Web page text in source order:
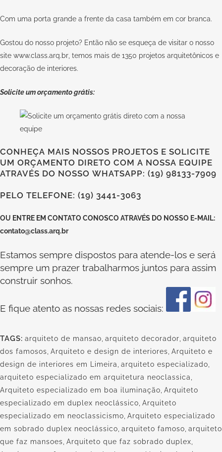
Com uma porta grande a frente da casa também em cor branca.
Gostou do nosso projeto? Então não se esqueça de visitar o nosso
site www.class.arq.br , temos mais de 1350 projetos arquitetônicos e
decoração de interiores.
Solicite um orçamento grátis:
CONHEÇA MAIS NOSSOS PROJETOS E SOLICITE
UM ORÇAMENTO DIRETO COM A NOSSA EQUIPE
ATRAVÉS DO NOSSO WHATSAPP: (19) 98133-7909
PELO TELEFONE: (19) 3441-3063
OU ENTRE EM CONTATO CONOSCOATRAVÉS DO NOSSO E-MAIL:
contato@class.arq.br
Estamos sempre dispostos para atende-los e será
sempre um prazer trabalharmos juntos para assim
construir sonhos.
E fique atento as nossas redes sociais:
TAGS: arquiteto de mansao arquiteto decorador arquiteto
dos famosos Arquiteto e design de interiores Arquiteto e
design de interiores em Limeira arquiteto especializado
arquiteto especializado em arquitetura neoclassica
Arquiteto especializado em boa iluminação Arquiteto
especializado em duplex neoclássico Arquiteto
especializado em neoclassicismo Arquiteto especializado
em sobrado duplex neoclássico arquiteto famoso arquiteto
que faz mansoes Arquiteto que faz sobrado duplex